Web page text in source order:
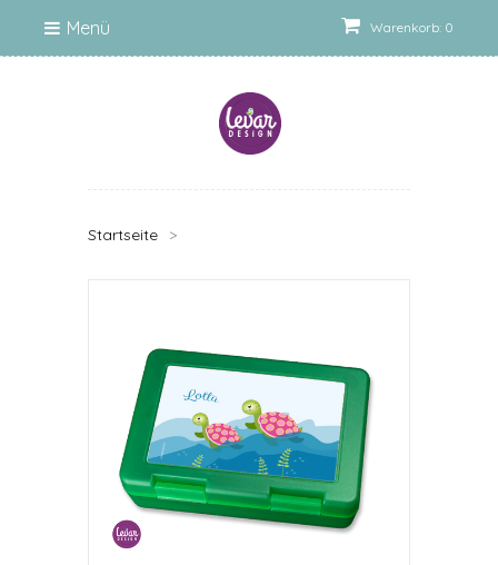
Warenkorb: 0
Menü
Startseite >